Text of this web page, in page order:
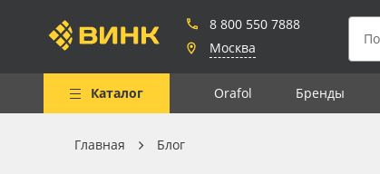
8 800 550 7888
Москва
Каталог Orafol Бренды
Весь каталог
Главная Блог